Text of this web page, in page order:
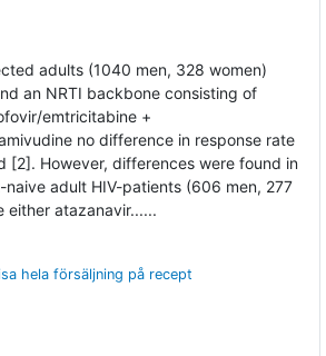
adults (1040 men, 328 women)
an NRTI backbone consisting of
emtricitabine +
no difference in response rate
[2]. However, differences were found in
adult HIV-patients (606 men, 277
either atazanavir......
hela försäljning på recept